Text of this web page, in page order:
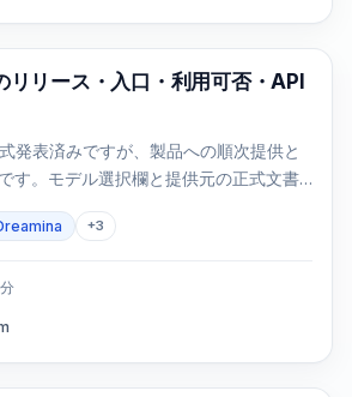
リース・入口・利用可否・API
発表済みですが、製品への順次提供と
す。モデル選択欄と提供元の正式文書
+3
分